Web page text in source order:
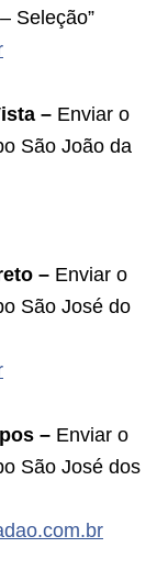
Seleção”
– Enviar o
São João da
– Enviar o
São José do
– Enviar o
São José dos